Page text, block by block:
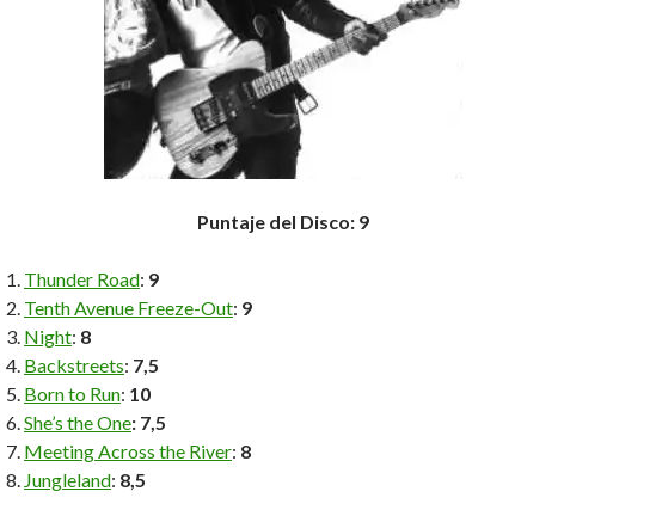
Puntaje del Disco: 9
Thunder Road: 9
Tenth Avenue Freeze-Out: 9
Night: 8
Backstreets: 7,5
Born to Run: 10
She’s the One: 7,5
Meeting Across the River: 8
Jungleland: 8,5